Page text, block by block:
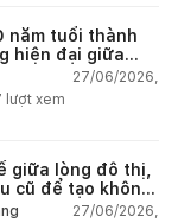
năm tuổi thành
hiện đại giữa
27/06/2026,
lượt xem
giữa lòng đô thị,
cũ để tạo không
27/06/2026,